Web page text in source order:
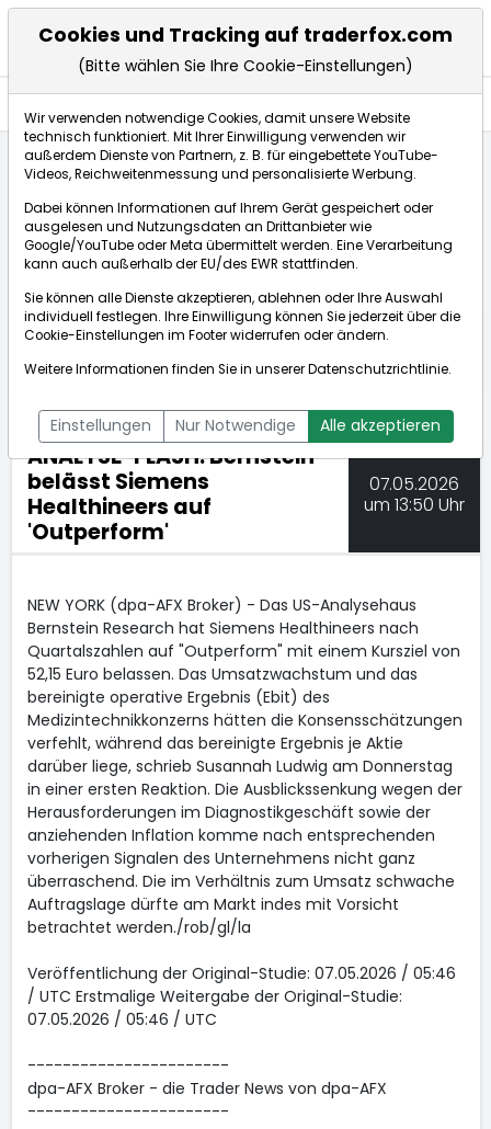
ANALYSE-FLASH: Bernstein belässt Siemens Healthin...
dpa-AFX Compact
ÜBERSICHT DPA-AFX PROFEED
DPA-AFX COMPACT
NEWSBOT
ANALYSE-FLASH: Bernstein
belässt Siemens
Healthineers auf
'Outperform'
07.05.2026
um 13:50 Uhr
NEW YORK (dpa-AFX Broker) - Das US-Analysehaus
Bernstein Research hat Siemens Healthineers nach
Quartalszahlen auf "Outperform" mit einem Kursziel von
52,15 Euro belassen. Das Umsatzwachstum und das
bereinigte operative Ergebnis (Ebit) des
Medizintechnikkonzerns hätten die Konsensschätzungen
verfehlt, während das bereinigte Ergebnis je Aktie
darüber liege, schrieb Susannah Ludwig am Donnerstag
in einer ersten Reaktion. Die Ausblickssenkung wegen der
Herausforderungen im Diagnostikgeschäft sowie der
anziehenden Inflation komme nach entsprechenden
vorherigen Signalen des Unternehmens nicht ganz
überraschend. Die im Verhältnis zum Umsatz schwache
Auftragslage dürfte am Markt indes mit Vorsicht
betrachtet werden./rob/gl/la
Veröffentlichung der Original-Studie: 07.05.2026 / 05:46
/ UTC Erstmalige Weitergabe der Original-Studie:
07.05.2026 / 05:46 / UTC
-----------------------
dpa-AFX Broker - die Trader News von dpa-AFX
-----------------------
Cookies und Tracking auf traderfox.com
(Bitte wählen Sie Ihre Cookie-Einstellungen)
Wir verwenden notwendige Cookies, damit unsere Website
technisch funktioniert. Mit Ihrer Einwilligung verwenden wir
außerdem Dienste von Partnern, z. B. für eingebettete YouTube-
Videos, Reichweitenmessung und personalisierte Werbung.
Dabei können Informationen auf Ihrem Gerät gespeichert oder
ausgelesen und Nutzungsdaten an Drittanbieter wie
Google/YouTube oder Meta übermittelt werden. Eine Verarbeitung
kann auch außerhalb der EU/des EWR stattfinden.
Sie können alle Dienste akzeptieren, ablehnen oder Ihre Auswahl
individuell festlegen. Ihre Einwilligung können Sie jederzeit über die
Cookie-Einstellungen im Footer widerrufen oder ändern.
Weitere Informationen finden Sie in unsererDatenschutzrichtlinie.
Einstellungen Nur Notwendige Alle akzeptieren